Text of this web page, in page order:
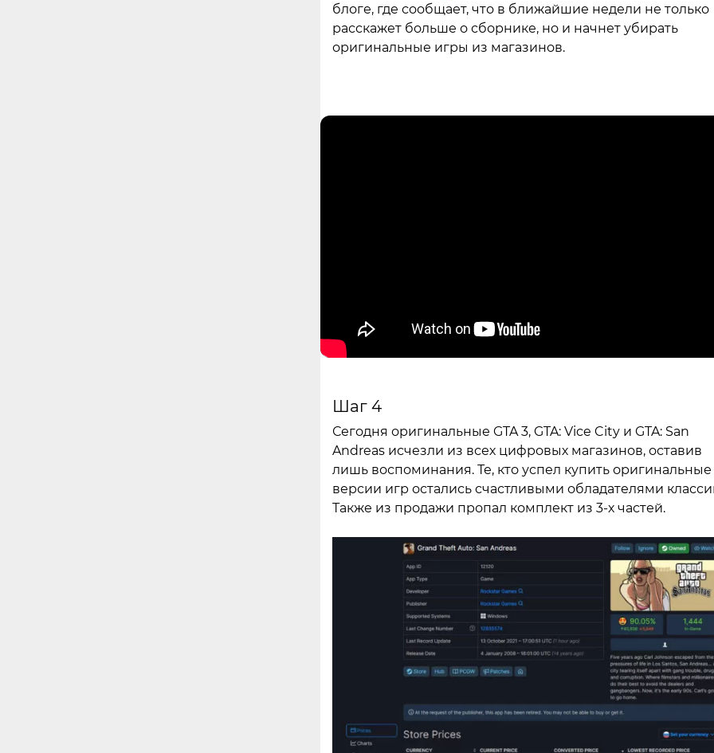
блоге, где сообщает, что в ближайшие недели не только
расскажет больше о сборнике, но и начнет убирать
оригинальные игры из магазинов.
Шаг 4
Сегодня оригинальные GTA 3, GTA: Vice City и GTA: San
Andreas исчезли из всех цифровых магазинов, оставив
лишь воспоминания. Те, кто успел купить оригинальные
версии игр остались счастливыми обладателями
Также из продажи пропал комплект из 3-х частей.